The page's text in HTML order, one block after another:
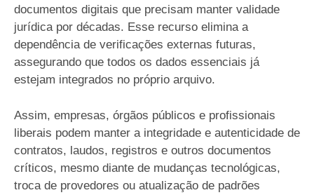
documentos digitais que precisam manter validade
jurídica por décadas. Esse recurso elimina a
dependência de verificações externas futuras,
assegurando que todos os dados essenciais já
estejam integrados no próprio arquivo.
Assim, empresas, órgãos públicos e profissionais
liberais podem manter a integridade e autenticidade de
contratos, laudos, registros e outros documentos
críticos, mesmo diante de mudanças tecnológicas,
troca de provedores ou atualização de padrões